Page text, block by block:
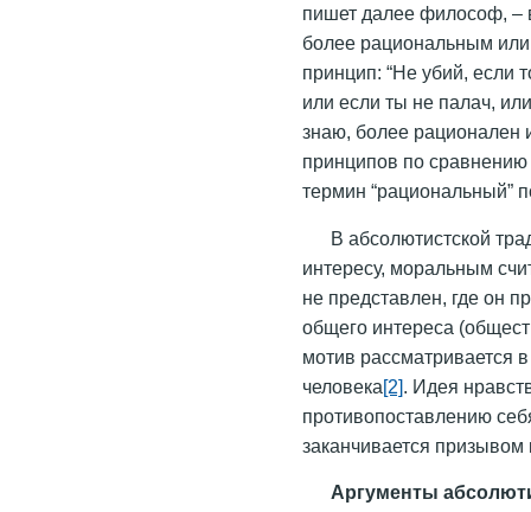
пишет далее философ, –
более рациональным
принцип: “Не убий, если
или если ты не палач,
знаю, более рационален
принципов по
термин “рациональный”
В абсолютистской
интересу, моральным
не представлен, где он
общего интереса
мотив рассматривается
человека[2]. Идея
противопоставлению
заканчивается призывом
Аргументы